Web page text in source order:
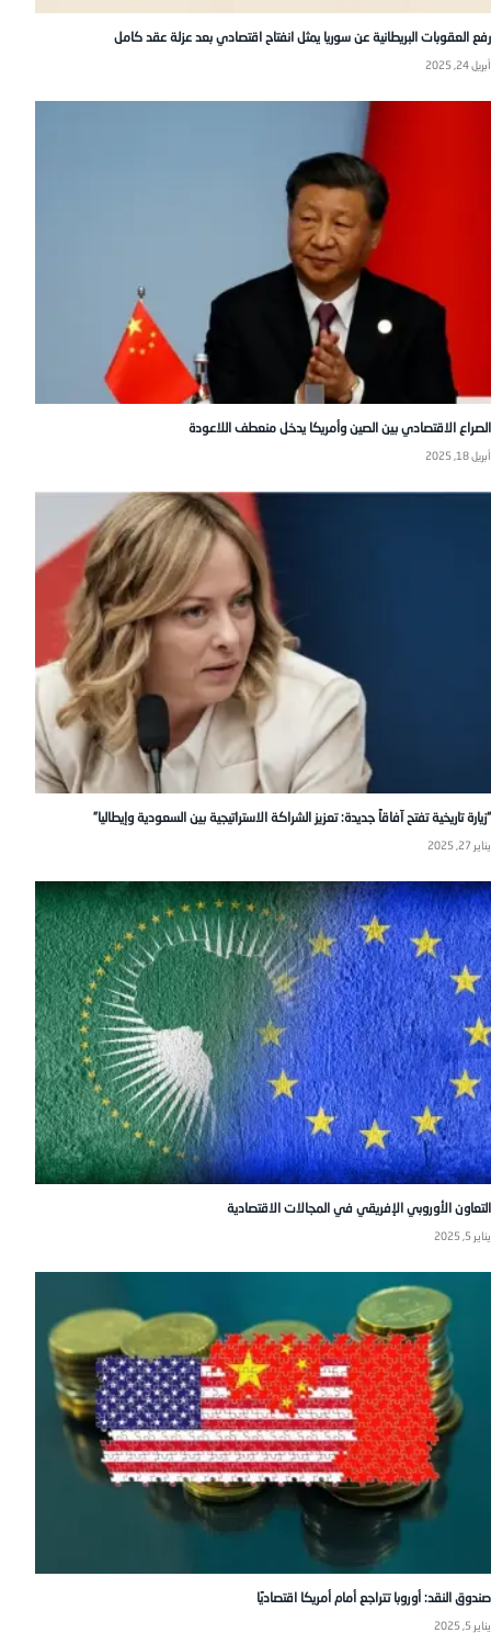
رفع العقوبات البريطانية عن سوريا يمثل انفتاح اقتصادي بعد عزلة عقد كامل
أبريل 24, 2025
الصراع الاقتصادي بين الصين وأمريكا يدخل منعطف اللاعودة
أبريل 18, 2025
“زيارة تاريخية تفتح آفاقاً جديدة: تعزيز الشراكة الاستراتيجية بين السعودية وإيطاليا”
يناير 27, 2025
التعاون الأوروبي الإفريقي في المجالات الاقتصادية
يناير 5, 2025
صندوق النقد: أوروبا تتراجع أمام أمريكا اقتصاديًا
يناير 5, 2025